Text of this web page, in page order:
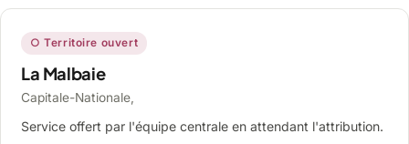
○ Territoire ouvert
La Malbaie
Capitale-Nationale,
Service offert par l'équipe centrale en attendant l'attribution.